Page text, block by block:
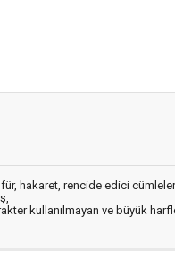
hakaret, rencide edici
kullanılmayan ve büyük